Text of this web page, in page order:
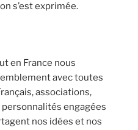
s’est exprimée.
en France nous
avec toutes
associations,
engagées
nos idées et nos